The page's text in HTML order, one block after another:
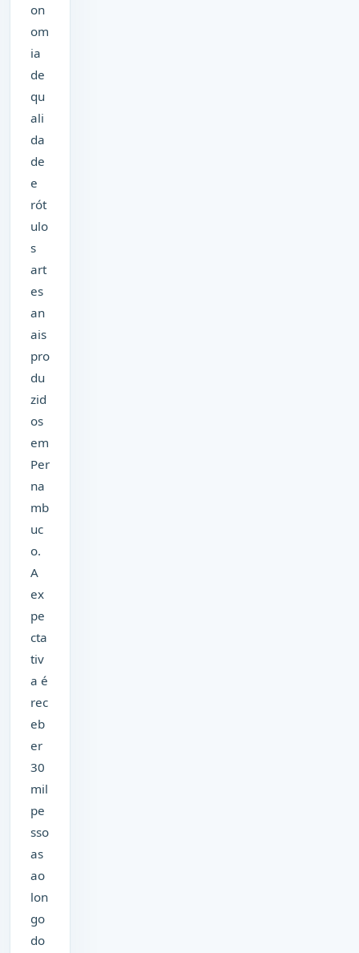
on
om
ia
de
qu
ali
da
de
e
rót
ulo
s
art
es
an
ais
pro
du
zid
os
em
Per
na
mb
uc
o.
A
ex
pe
cta
tiv
a é
rec
eb
er
30
mil
pe
sso
as
ao
lon
go
do